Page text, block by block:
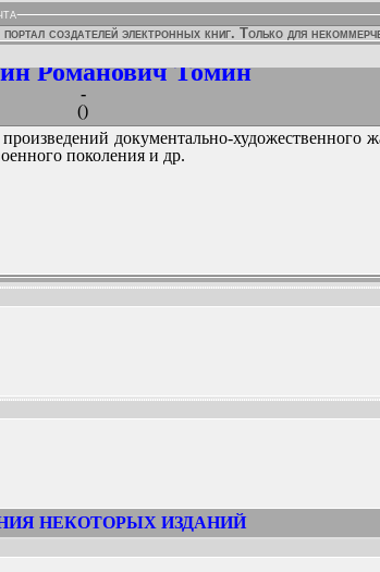
создателей электронных книг. Только для
Романович Томин
-
()
документально-
поколения и др.
НЕКОТОРЫХ ИЗДАНИЙ